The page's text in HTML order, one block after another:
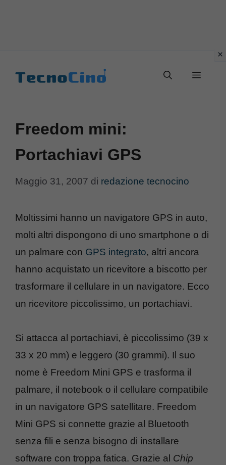
Menu
Freedom mini:
Portachiavi GPS
Maggio 31, 2007 di redazione tecnocino
Moltissimi hanno un navigatore GPS in auto,
molti altri dispongono di uno smartphone o di
un palmare con GPS integrato, altri ancora
hanno acquistato un ricevitore a biscotto per
trasformare il cellulare in un navigatore. Ecco
un ricevitore piccolissimo, un portachiavi.
Si attacca al portachiavi, è piccolissimo (39 x
33 x 20 mm) e leggero (30 grammi). Il suo
nome è Freedom Mini GPS e trasforma il
palmare, il notebook o il cellulare compatibile
in un navigatore GPS satellitare. Freedom
Mini GPS si connette grazie al Bluetooth
senza fili e senza bisogno di installare
software con troppa fatica. Grazie al Chip